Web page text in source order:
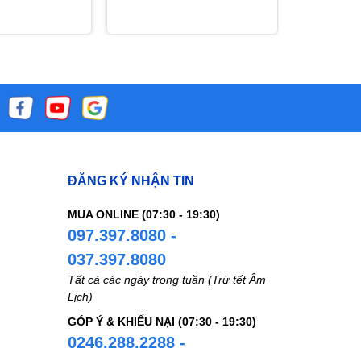
ĐĂNG KÝ NHẬN TIN
MUA ONLINE (07:30 - 19:30)
097.397.8080 -
037.397.8080
Tất cả các ngày trong tuần (Trừ tết Âm
Lịch)
GÓP Ý & KHIẾU NẠI (07:30 - 19:30)
0246.288.2288 -